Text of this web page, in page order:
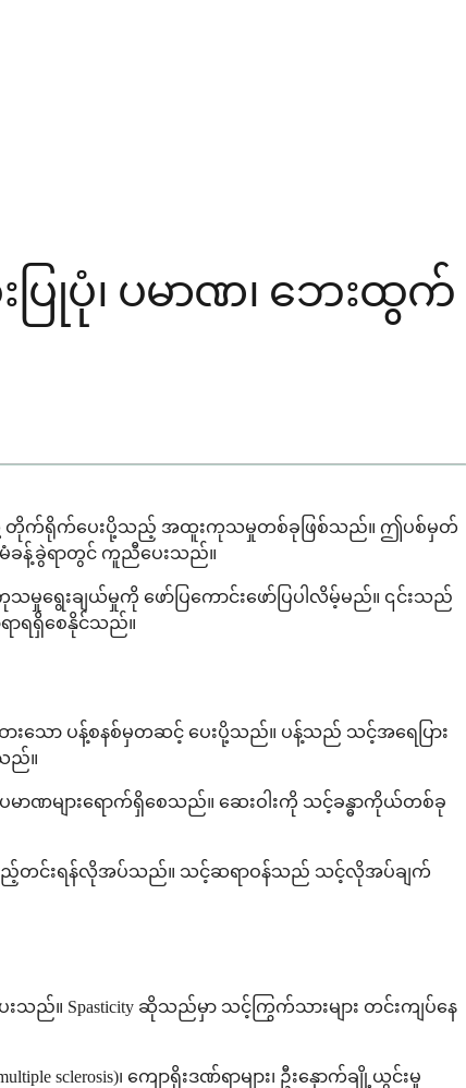
ပြုပုံ၊ ပမာဏ၊ ဘေးထွက်
ရည်ထဲသို့ တိုက်ရိုက်ပေးပို့သည့် အထူးကုသမှုတစ်ခုဖြစ်သည်။ ဤပစ်မှတ်
မံခန့်ခွဲရာတွင် ကူညီပေးသည်။
မှုရွေးချယ်မှုကို ဖော်ပြကောင်းဖော်ပြပါလိမ့်မည်။ ၎င်းသည်
ာရရှိစေနိုင်သည်။
ထားသော ပန့်စနစ်မှတဆင့် ပေးပို့သည်။ ပန့်သည် သင့်အရေပြား
ည်။
ာဏများရောက်ရှိစေသည်။ ဆေးဝါးကို သင့်ခန္ဓာကိုယ်တစ်ခု
ဖြည့်တင်းရန်လိုအပ်သည်။ သင့်ဆရာဝန်သည် သင့်လိုအပ်ချက်
သည်။ Spasticity ဆိုသည်မှာ သင့်ကြွက်သားများ တင်းကျပ်နေ
၊ ကျောရိုးဒဏ်ရာများ၊ ဦးနှောက်ချို့ယွင်းမှု